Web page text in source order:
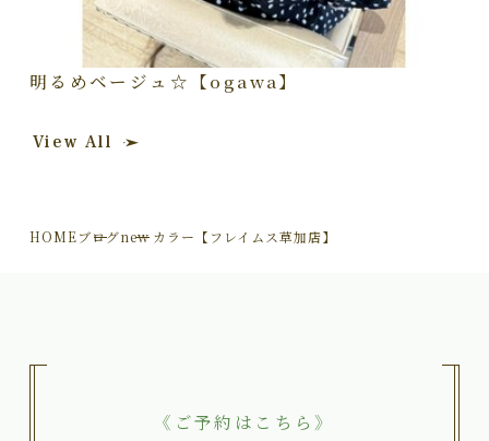
明るめベージュ☆【ogawa】
View All
HOMEブログnew カラー【フレイムス草加店】
《ご予約はこちら》